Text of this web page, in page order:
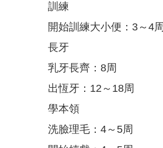
訓練
開始訓練大小便：3～4周
長牙
乳牙長齊：8周
出恆牙：12～18周
學本領
洗臉理毛：4～5周